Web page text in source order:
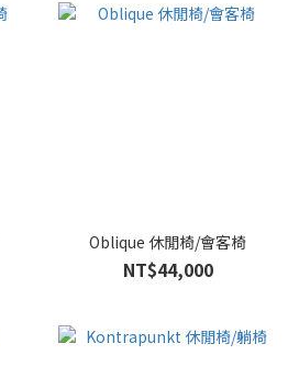
Oblique 休閒椅/會客椅
NT$44,000